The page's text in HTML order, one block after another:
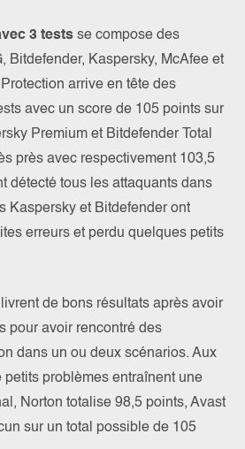
3 tests se compose des
Bitdefender, Kaspersky, McAfee et
arrive en tête des
avec un score de 105 points sur
Premium et Bitdefender Total
près avec respectivement 103,5
détecté tous les attaquants dans
Kaspersky et Bitdefender ont
erreurs et perdu quelques petits
de bons résultats après avoir
pour avoir rencontré des
dans un ou deux scénarios. Aux
petits problèmes entraînent une
Norton totalise 98,5 points, Avast
sur un total possible de 105